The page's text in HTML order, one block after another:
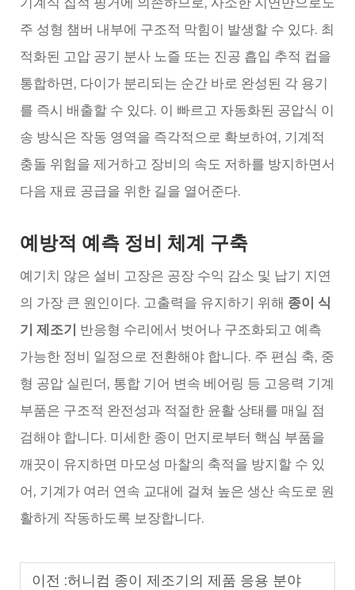
주 성형 챔버 내부에 구조적 막힘이 발생할 수 있다. 최
적화된 고압 공기 분사 노즐 또는 진공 흡입 추적 컵을
통합하면, 다이가 분리되는 순간 바로 완성된 각 용기
를 즉시 배출할 수 있다. 이 빠르고 자동화된 공압식 이
송 방식은 작동 영역을 즉각적으로 확보하여, 기계적
충돌 위험을 제거하고 장비의 속도 저하를 방지하면서
다음 재료 공급을 위한 길을 열어준다.
예방적 예측 정비 체계 구축
예기치 않은 설비 고장은 공장 수익 감소 및 납기 지연
의 가장 큰 원인이다. 고출력을 유지하기 위해 종이 식
기 제조기 반응형 수리에서 벗어나 구조화되고 예측
가능한 정비 일정으로 전환해야 합니다. 주 편심 축, 중
형 공압 실린더, 통합 기어 변속 베어링 등 고응력 기계
부품은 구조적 완전성과 적절한 윤활 상태를 매일 점
검해야 합니다. 미세한 종이 먼지로부터 핵심 부품을
깨끗이 유지하면 마모성 마찰의 축적을 방지할 수 있
어, 기계가 여러 연속 교대에 걸쳐 높은 생산 속도로 원
활하게 작동하도록 보장합니다.
이전 :허니컴 종이 제조기의 제품 응용 분야